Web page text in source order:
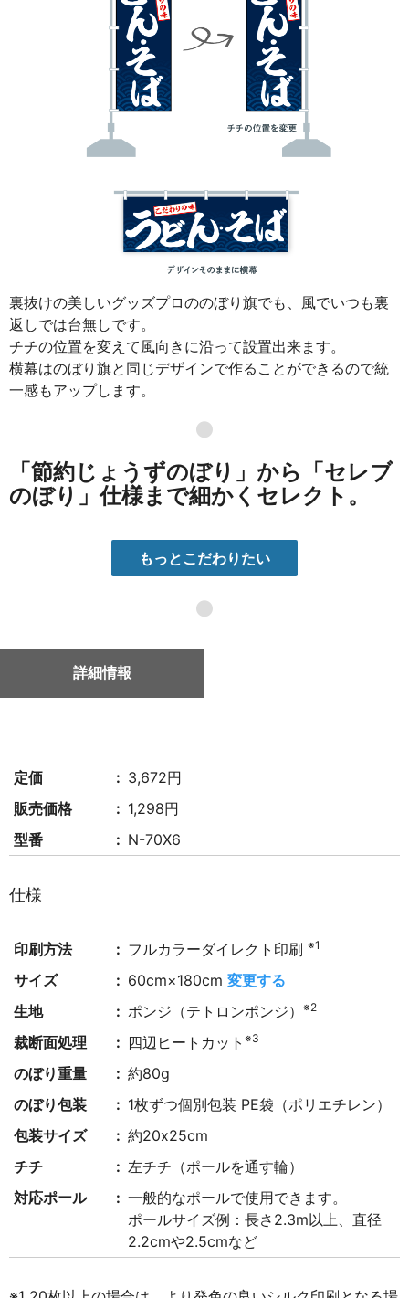
裏抜けの美しいグッズプロののぼり旗でも、風でいつも裏
返しでは台無しです。
チチの位置を変えて風向きに沿って設置出来ます。
横幕はのぼり旗と同じデザインで作ることができるので統
一感もアップします。
●
「節約じょうずのぼり」から「セレブ
のぼり」仕様まで細かくセレクト。
もっとこだわりたい
●
詳細情報
定価
3,672円
販売価格
1,298円
型番
N-70X6
仕様
印刷方法 フルカラーダイレクト印刷※1
サイズ 60cm×180cm変更する
生地
ポンジ（テトロンポンジ）※2
裁断面処理 四辺ヒートカット※3
のぼり重量
約80g
のぼり包装
1枚ずつ個別包装 PE袋（ポリエチレン）
包装サイズ
約20x25cm
チチ
左チチ（ポールを通す輪）
対応ポール
一般的なポールで使用できます。
ポールサイズ例：長さ2.3m以上、直径
2.2cmや2.5cmなど